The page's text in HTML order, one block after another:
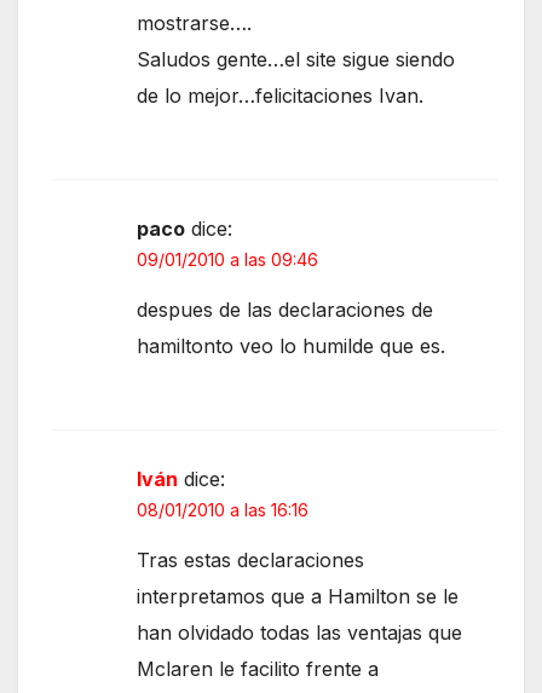
mostrarse….
Saludos gente…el site sigue siendo
de lo mejor…felicitaciones Ivan.
paco dice:
09/01/2010 a las 09:46
despues de las declaraciones de
hamiltonto veo lo humilde que es.
Iván dice:
08/01/2010 a las 16:16
Tras estas declaraciones
interpretamos que a Hamilton se le
han olvidado todas las ventajas que
Mclaren le facilito frente a